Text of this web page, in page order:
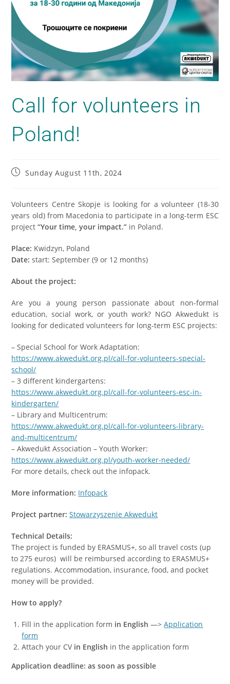
Call for volunteers in
Poland!
Sunday August 11th, 2024
Volunteers Centre Skopje is looking for a volunteer (18-30
years old) from Macedonia to participate in a long-term ESC
project“Your time, your impact.” in Poland.
Place: Kwidzyn, Poland
Date:start: September (9 or 12 months)
About the project:
Are you a young person passionate about non-formal
education, social work, or youth work? NGO Akwedukt is
looking for dedicated volunteers for long-term ESC projects:
– Special School for Work Adaptation:
https://www.akwedukt.org.pl/call-for-volunteers-special-
school/
– 3 different kindergartens:
https://www.akwedukt.org.pl/call-for-volunteers-esc-in-
kindergarten/
– Library and Multicentrum:
https://www.akwedukt.org.pl/call-for-volunteers-library-
and-multicentrum/
– Akwedukt Association – Youth Worker:
https://www.akwedukt.org.pl/youth-worker-needed/
For more details, check out the infopack.
More information: Infopack
Project partner:Stowarzyszenie Akwedukt
Technical Details:
The project is funded by ERASMUS+, so all travel costs (up
to 275 euros) will be reimbursed according to ERASMUS+
regulations. Accommodation, insurance, food, and pocket
money will be provided.
How to apply?
Fill in the application form in English—>Application
form
Attach your CV in English in the application form
Application deadline: as soon as possible